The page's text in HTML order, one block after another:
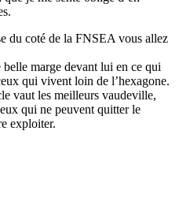
du coté de la FNSEA vous allez
belle marge devant lui en ce qui
qui vivent loin de l’hexagone.
vaut les meilleurs vaudeville,
qui ne peuvent quitter le
exploiter.